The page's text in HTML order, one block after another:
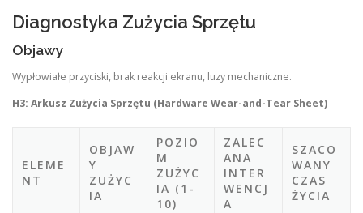
Diagnostyka Zużycia Sprzętu
Objawy
Wypłowiałe przyciski, brak reakcji ekranu, luzy mechaniczne.
H3: Arkusz Zużycia Sprzętu (Hardware Wear-and-Tear Sheet)
ELEME
NT
OBJAW
Y
ZUŻYC
IA
POZIO
M
ZUŻYC
IA (1-
10)
ZALEC
ANA
INTER
WENCJ
A
SZACO
WANY
CZAS
ŻYCIA